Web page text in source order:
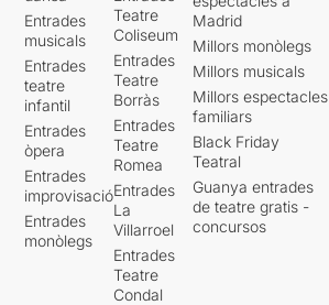
Entrades
musicals
Entrades
teatre
infantil
Entrades
òpera
Entrades
improvisació
Entrades
monòlegs
Teatre
Coliseum
Entrades
Teatre
Borràs
Entrades
Teatre
Romea
Entrades
La
Villarroel
Entrades
Teatre
Condal
Madrid
Millors monòlegs
Millors musicals
Millors espectacles
familiars
Black Friday
Teatral
Guanya entrades
de teatre gratis -
concursos